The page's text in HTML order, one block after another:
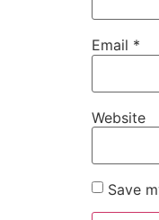
Email *
Website
Save